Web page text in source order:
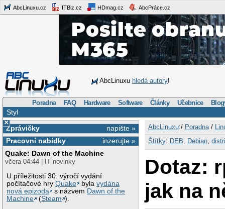
AbcLinuxu.cz ITBiz.cz HDmag.cz AbcPráce.cz
AbcLinuxu hledá autory!
Poradna FAQ Hardware Software Články Učebnice
Styl
×
napište »
Zprávičky
inzerujte »
Pracovní nabídky
Quake: Dawn of the Machine
včera 04:44 | IT novinky
U příležitosti 30. výročí vydání
počítačové hryQuake bylavydána
nová epizoda
s názvem Dawn of the
Machine
(Steam ).
AbcLinuxu:/ Poradna/
Štítky: DEB Debian,
Dotaz:
jak na